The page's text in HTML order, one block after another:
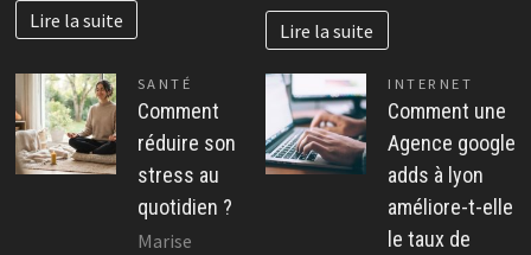
Lire la suite Lire la suite
SANTÉ
Comment
réduire son
stress au
quotidien ?
Marise
INTERNET
Comment une
Agence google
adds à lyon
améliore-t-elle
le taux de